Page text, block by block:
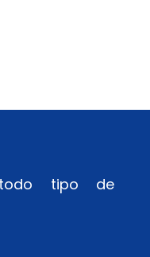
todo tipo de